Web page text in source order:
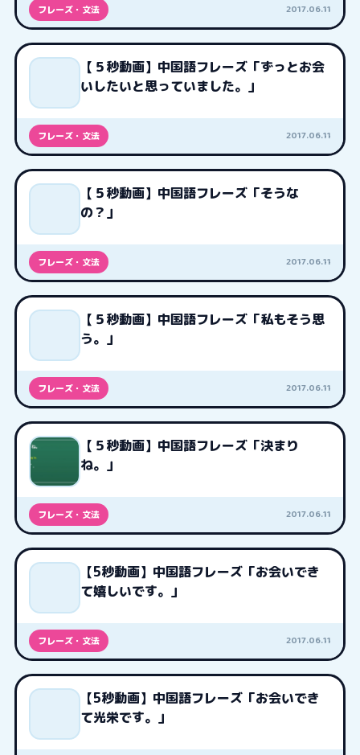
フレーズ・文法 2017.06.11
【５秒動画】中国語フレーズ「ずっとお会
いしたいと思っていました。」
フレーズ・文法 2017.06.11
【５秒動画】中国語フレーズ「そうな
の？」
フレーズ・文法 2017.06.11
【５秒動画】中国語フレーズ「私もそう思
う。」
フレーズ・文法 2017.06.11
【５秒動画】中国語フレーズ「決まり
ね。」
フレーズ・文法 2017.06.11
【5秒動画】中国語フレーズ「お会いでき
て嬉しいです。」
フレーズ・文法 2017.06.11
【5秒動画】中国語フレーズ「お会いでき
て光栄です。」